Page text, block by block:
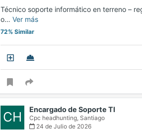
Técnico soporte informático en terreno –
o… Ver más
72% Similar
CH Encargado de Soporte TI
Cpc headhunting, Santiago
24 de Julio de 2026